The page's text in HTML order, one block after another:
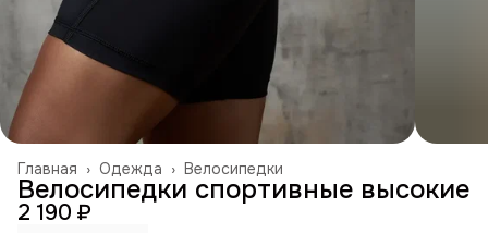
Велосипедки
Одежда ›
Главная ›
Велосипедки спортивные высокие
2 190 ₽